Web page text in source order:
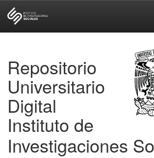
Repositorio
Universitario
Digital
Instituto de
Investigaciones